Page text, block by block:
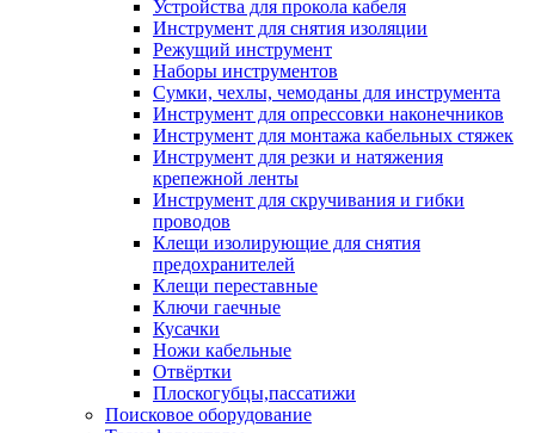
Устройства для прокола кабеля
Инструмент для снятия изоляции
Режущий инструмент
Наборы инструментов
Сумки, чехлы, чемоданы для инструмента
Инструмент для опрессовки наконечников
Инструмент для монтажа кабельных стяжек
Инструмент для резки и натяжения
крепежной ленты
Инструмент для скручивания и гибки
проводов
Клещи изолирующие для снятия
предохранителей
Клещи переставные
Ключи гаечные
Кусачки
Ножи кабельные
Отвёртки
Плоскогубцы,пассатижи
Поисковое оборудование